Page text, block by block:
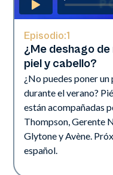
Episodio:1
¿Me deshago
piel y cabello?
¿No puedes poner
durante el verano?
están acompañadas
Thompson, Gerente
Glytone y Avène.
español.